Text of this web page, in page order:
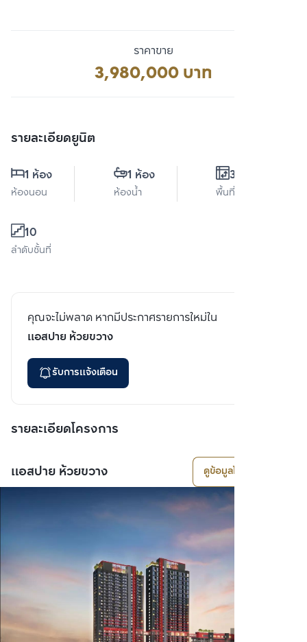
ราคาขาย
3,980,000 บาท
รายละเอียดยูนิต
1 ห้อง
ห้องนอน
1 ห้อง
ห้องน้ำ
30 ตร.ม.
พื้นที่ใช้สอย
10
ลำดับชั้นที่
คุณจะไม่พลาด หากมีประกาศรายการใหม่ใน
แอสปาย ห้วยขวาง
รับการแจ้งเตือน
รายละเอียดโครงการ
แอสปาย ห้วยขวาง ดูข้อมูลโครงการ